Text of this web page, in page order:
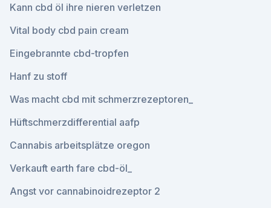
Kann cbd öl ihre nieren verletzen
Vital body cbd pain cream
Eingebrannte cbd-tropfen
Hanf zu stoff
Was macht cbd mit schmerzrezeptoren_
Hüftschmerzdifferential aafp
Cannabis arbeitsplätze oregon
Verkauft earth fare cbd-öl_
Angst vor cannabinoidrezeptor 2